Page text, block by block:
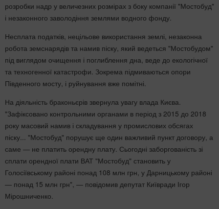
розробки надр у величезних розмірах з боку компанії "Мостобуд"
і незаконного заволодіння землями водного фонду.
Несплата податків, нецільове використання землі, незаконна
робота земснарядів та намив піску, який ведеться "Мостобудом"
під виглядом очищення і поглиблення дна, веде до екологічної
та техногенної катастрофи. Зокрема підмиваються опори
Південного мосту, і руйнування вже помітні.
На діяльність браконьєрів звернула увагу влада Києва.
"Зафіксовано контрольними органами в період з 2015 до 2018
року масовий намив і складування у промислових обсягах
піску... "Мостобуд" порушує ще один важливий пункт договору, а
саме — не платить орендну плату. Сьогодні заборгованість зі
сплати орендної плати ВАТ "Мостобуд" становить у
Голосіївському районі понад 108 млн грн, у Дарницькому районі
— понад 15 млн грн", — повідомив депутат Київради Ігор
Мірошниченко.